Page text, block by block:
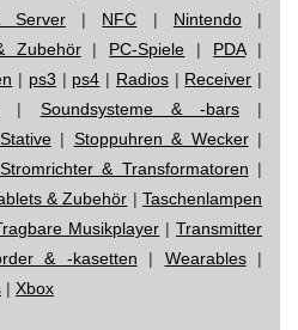
Server| NFC | Nintendo|
Zubehör| PC-Spiele | PDA|
| ps3 | ps4 | Radios| Receiver |
| Soundsysteme & -bars|
Stative| Stoppuhren & Wecker|
Stromrichter & Transformatoren |
& Zubehör | Taschenlampen
Musikplayer | Transmitter
& -kasetten | Wearables|
| Xbox